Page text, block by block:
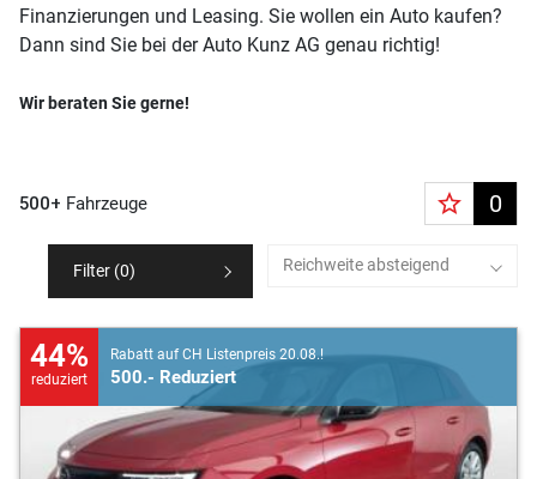
Finanzierungen und Leasing. Sie wollen ein Auto kaufen?
Dann sind Sie bei der Auto Kunz AG genau richtig!
Wir beraten Sie gerne!
500+ Fahrzeuge star_border 0
Filter (0) Reichweite absteigend
44%
reduziert
Rabatt auf CH Listenpreis 20.08.!
500.- Reduziert